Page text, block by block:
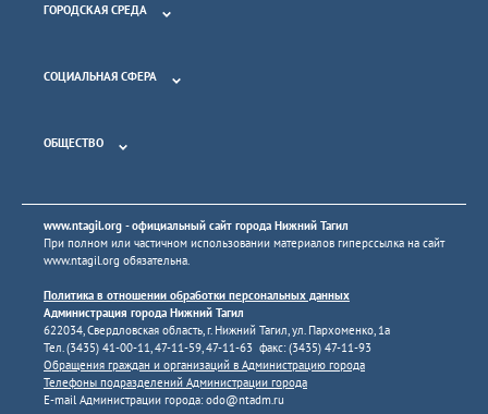
ГОРОДСКАЯ СРЕДА
СОЦИАЛЬНАЯ СФЕРА
ОБЩЕСТВО
www.ntagil.org - официальный сайт города Нижний Тагил
При полном или частичном использовании материалов гиперссылка на сайт
www.ntagil.org обязательна.
Политика в отношении обработки персональных данных
Администрация города Нижний Тагил
622034, Свердловская область, г. Нижний Тагил, ул. Пархоменко, 1а
Тел. (3435) 41-00-11, 47-11-59, 47-11-63 факс: (3435) 47-11-93
Обращения граждан и организаций в Администрацию города
Телефоны подразделений Администрации города
E-mail Администрации города:odo@ntadm.ru